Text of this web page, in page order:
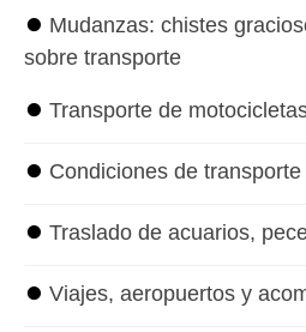
⏺ Mudanzas: chistes
sobre transporte
⏺ Transporte de
⏺ Condiciones de
⏺ Traslado de acuarios,
⏺ Viajes, aeropuertos y